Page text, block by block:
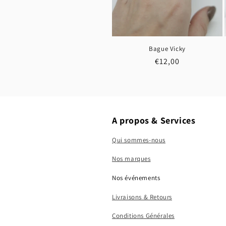
Bague Vicky
Prix
€12,00
A propos & Services
Qui sommes-nous
Nos marques
Nos événements
Livraisons & Retours
Conditions Générales